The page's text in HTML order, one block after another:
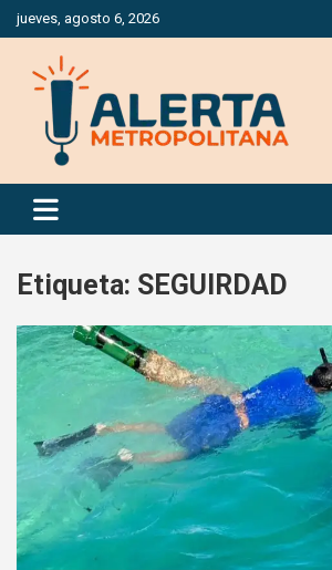
Saltar
al
contenido
jueves, agosto 6, 2026
Alerta Metropolitana
Etiqueta: SEGUIRDAD